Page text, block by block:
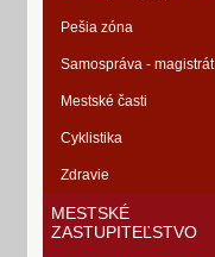
Pešia zóna
Samospráva - magistrát
Mestské časti
Cyklistika
Zdravie
MESTSKÉ
ZASTUPITEĽSTVO